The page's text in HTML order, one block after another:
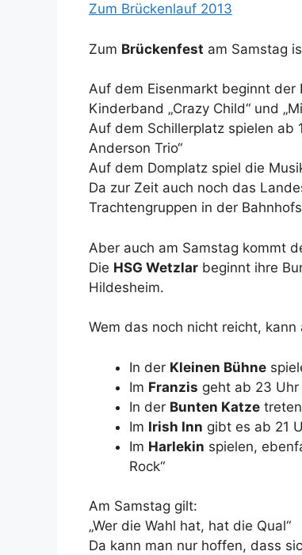
Zum Brückenlauf 2013
Zum Brückenfest am Samstag
Auf dem Eisenmarkt beginnt der
Kinderband „Crazy Child“ und
Auf dem Schillerplatz spielen ab
Anderson Trio“
Auf dem Domplatz spiel die
Da zur Zeit auch noch das
Trachtengruppen in der
Aber auch am Samstag kommt
Die HSG Wetzlar beginnt ihre
Hildesheim.
Wem das noch nicht reicht,
In der Kleinen Bühne
Im Franzis geht ab 23 Uhr
In der Bunten Katze
Im Irish Inn gibt es ab 21
Im Harlekin spielen,
Rock“
Am Samstag gilt:
„Wer die Wahl hat, hat die Qual“
Da kann man nur hoffen, dass